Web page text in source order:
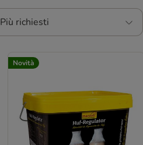
Più richiesti
Novità